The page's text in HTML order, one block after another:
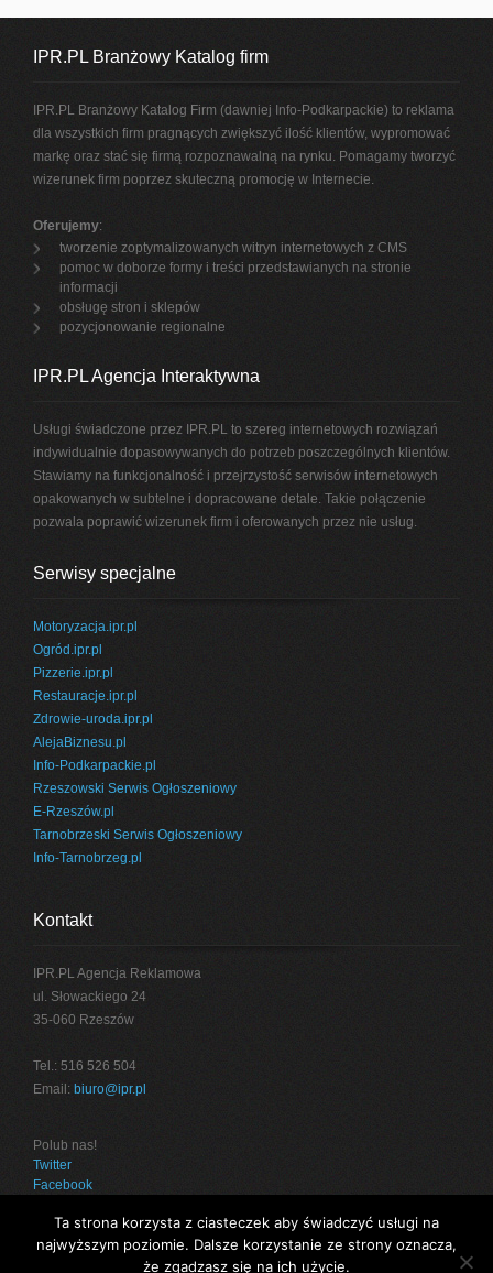
IPR.PL Branżowy Katalog firm
IPR.PL Branżowy Katalog Firm (dawniej Info-Podkarpackie) to reklama
dla wszystkich firm pragnących zwiększyć ilość klientów, wypromować
markę oraz stać się firmą rozpoznawalną na rynku. Pomagamy tworzyć
wizerunek firm poprzez skuteczną promocję w Internecie.
Oferujemy:
tworzenie zoptymalizowanych witryn internetowych z CMS
pomoc w doborze formy i treści przedstawianych na stronie
informacji
obsługę stron i sklepów
pozycjonowanie regionalne
IPR.PL Agencja Interaktywna
Usługi świadczone przez IPR.PL to szereg internetowych rozwiązań
indywidualnie dopasowywanych do potrzeb poszczególnych klientów.
Stawiamy na funkcjonalność i przejrzystość serwisów internetowych
opakowanych w subtelne i dopracowane detale. Takie połączenie
pozwala poprawić wizerunek firm i oferowanych przez nie usług.
Serwisy specjalne
Motoryzacja.ipr.pl
Ogród.ipr.pl
Pizzerie.ipr.pl
Restauracje.ipr.pl
Zdrowie-uroda.ipr.pl
AlejaBiznesu.pl
Info-Podkarpackie.pl
Rzeszowski Serwis Ogłoszeniowy
E-Rzeszów.pl
Tarnobrzeski Serwis Ogłoszeniowy
Info-Tarnobrzeg.pl
Kontakt
IPR.PL Agencja Reklamowa
ul. Słowackiego 24
35-060 Rzeszów
Tel.: 516 526 504
Email: biuro@ipr.pl
Polub nas!
Twitter
Facebook
Ta strona korzysta z ciasteczek aby świadczyć usługi na
najwyższym poziomie. Dalsze korzystanie ze strony oznacza,
że zgadzasz się na ich użycie.